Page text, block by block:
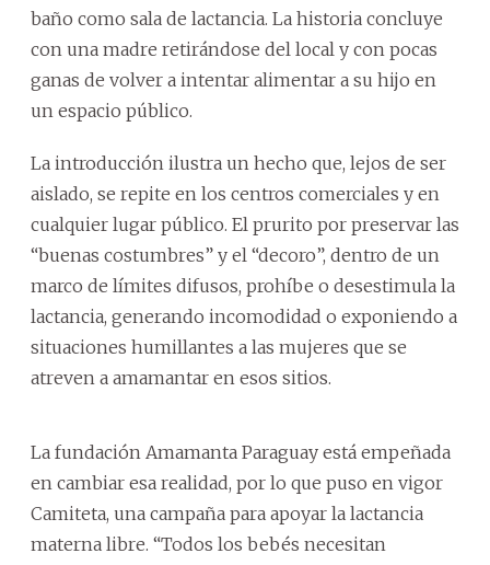
baño como sala de lactancia. La historia concluye
con una madre retirándose del local y con pocas
ganas de volver a intentar alimentar a su hijo en
un espacio público.
La introducción ilustra un hecho que, lejos de ser
aislado, se repite en los centros comerciales y en
cualquier lugar público. El prurito por preservar las
“buenas costumbres” y el “decoro”, dentro de un
marco de límites difusos, prohíbe o desestimula la
lactancia, generando incomodidad o exponiendo a
situaciones humillantes a las mujeres que se
atreven a amamantar en esos sitios.
La fundación Amamanta Paraguay está empeñada
en cambiar esa realidad, por lo que puso en vigor
Camiteta, una campaña para apoyar la lactancia
materna libre. “Todos los bebés necesitan